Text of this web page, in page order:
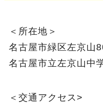
＜所在地＞
名古屋市緑区左京山
名古屋市立左京山中
＜交通アクセス>